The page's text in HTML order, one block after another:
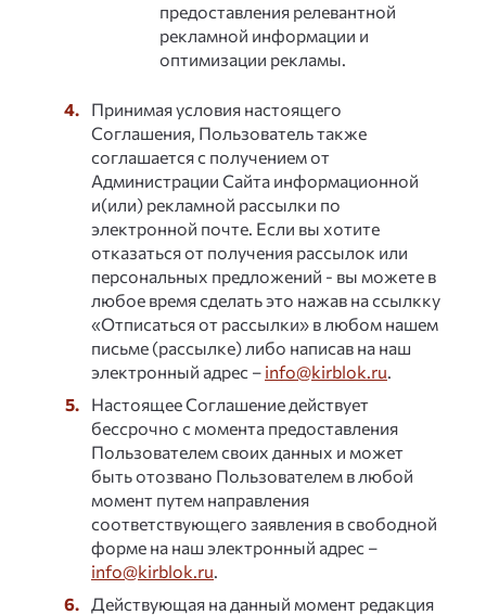
предоставления релевантной
рекламной информации и
оптимизации рекламы.
Принимая условия настоящего
Соглашения, Пользователь также
соглашается с получением от
Администрации Сайта информационной
и(или) рекламной рассылки по
электронной почте. Если вы хотите
отказаться от получения рассылок или
персональных предложений - вы можете в
любое время сделать это нажав на ссылкку
«Отписаться от рассылки» в любом нашем
письме (рассылке) либо написав на наш
электронный адрес – info@kirblok.ru.
Настоящее Соглашение действует
бессрочно с момента предоставления
Пользователем своих данных и может
быть отозвано Пользователем в любой
момент путем направления
соответствующего заявления в свободной
форме на наш электронный адрес –
info@kirblok.ru.
Действующая на данный момент редакция